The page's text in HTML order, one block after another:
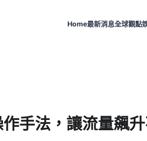
Home最新消息全球觀點
手法，讓流量飆升